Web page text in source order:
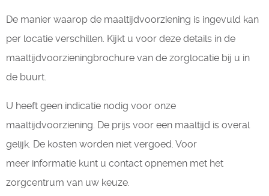
De manier waarop de maaltijdvoorziening is ingevuld kan
per locatie verschillen. Kijkt u voor deze details in de
maaltijdvoorzieningbrochure van de zorglocatie bij u in
de buurt.
U heeft geen indicatie nodig voor onze
maaltijdvoorziening. De prijs voor een maaltijd is overal
gelijk. De kosten worden niet vergoed. Voor
meer informatie kunt u contact opnemen met het
zorgcentrum van uw keuze.